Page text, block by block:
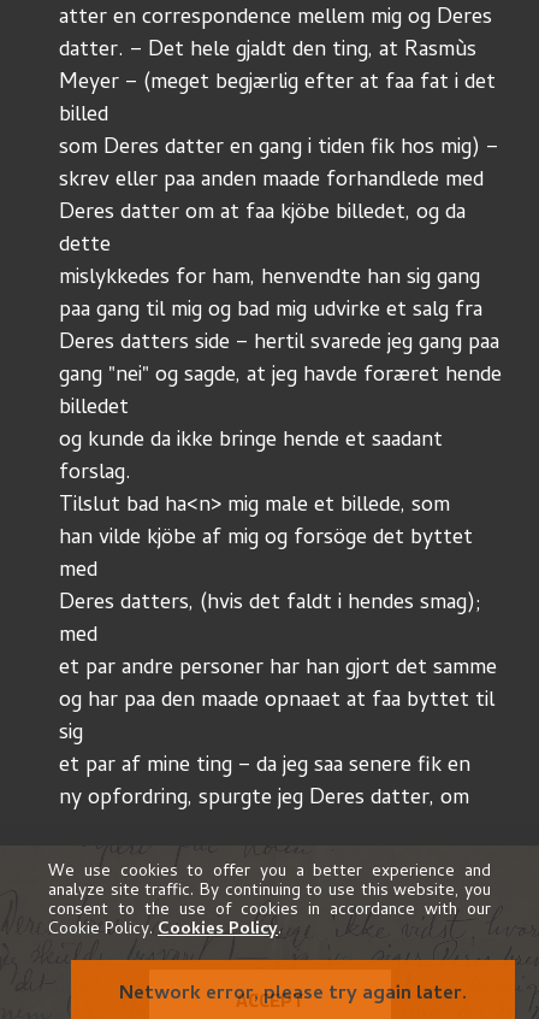
atter en correspondence mellem mig og Deres
datter. – Det hele gjaldt den ting, at Rasmùs
Meyer – (meget begjærlig efter at faa fat i det
billed
som Deres datter en gang i tiden fik hos mig) –
skrev eller paa anden maade forhandlede med
Deres datter om at faa kjöbe billedet, og da
dette
mislykkedes for ham, henvendte han sig gang
paa gang til mig og bad mig udvirke et salg fra
Deres datters side – hertil svarede jeg gang paa
gang "nei" og sagde, at jeg havde foræret hende
billedet
og kunde da ikke bringe hende et saadant
forslag.
Tilslut bad ha<n> mig male et billede, som
han vilde kjöbe af mig og forsöge det byttet
med
Deres datters, (hvis det faldt i hendes smag);
med
et par andre personer har han gjort det samme
og har paa den maade opnaaet at faa byttet til
sig
et par af mine ting – da jeg saa senere fik en
ny opfordring, spurgte jeg Deres datter, om
önske et saadant bytte – ifald der skulde være
andre af mine motiver, som kùnde interessere
hende
mere at have, – men jeg forstod, at hùn ikke
önskede at skille sig med billedet, og jeg angrede
We use cookies to offer you a better experience and
analyze site traffic. By continuing to use this website, you
consent to the use of cookies in accordance with our
Cookie Policy. Cookies Policy.
ACCEPT
Network error, please try again later.